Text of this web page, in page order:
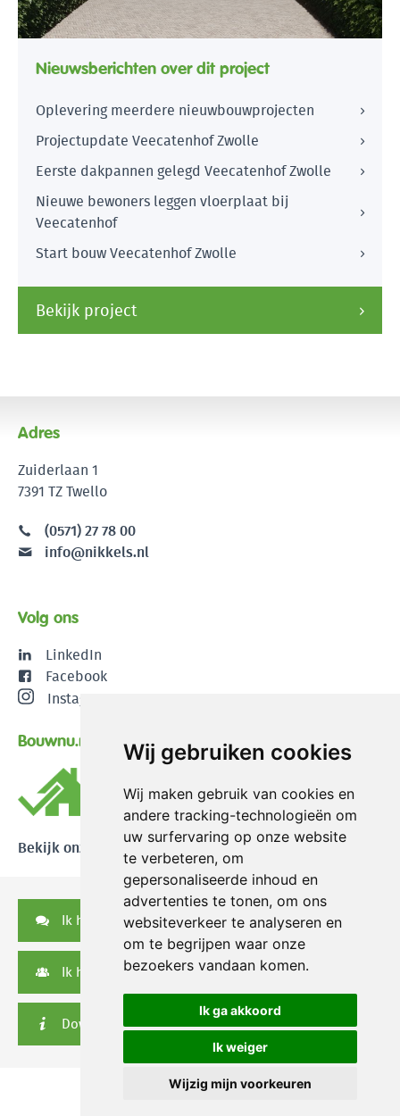
Wij gebruiken cookies
Wij maken gebruik van cookies en
andere tracking-technologieën om
uw surfervaring op onze website
te verbeteren, om
gepersonaliseerde inhoud en
advertenties te tonen, om ons
websiteverkeer te analyseren en
om te begrijpen waar onze
bezoekers vandaan komen.
Ik ga akkoord
Ik weiger
Wijzig mijn voorkeuren
Nieuwsberichten over dit project
Oplevering meerdere nieuwbouwprojecten
Projectupdate Veecatenhof Zwolle
Eerste dakpannen gelegd Veecatenhof Zwolle
Nieuwe bewoners leggen vloerplaat bij
Veecatenhof
Start bouw Veecatenhof Zwolle
Bekijk project
Adres
Zuiderlaan 1
7391 TZ Twello
(0571) 27 78 00
info@nikkels.nl
Volg ons
LinkedIn
Facebook
Instagram
Bouwnu.nl
Bekijk onze reviews
Ik heb een vraag
Ik heb een serviceverzoek
Downloads